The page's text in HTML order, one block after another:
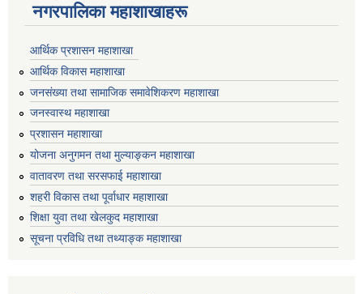
नगरपालिका महाशाखाहरू
आर्थिक प्रशासन महाशाखा
आर्थिक विकास महाशाखा
जनसंख्या तथा सामाजिक समावेशिकरण महाशाखा
जनस्वास्थ महाशाखा
प्रशासन महाशाखा
योजना अनुगमन तथा मुल्याङ्कन महाशाखा
वातावरण तथा सरसफाई महाशाखा
शहरी विकास तथा पूर्वाधार महाशाखा
शिक्षा युवा तथा खेलकुद महाशाखा
सूचना प्रविधि तथा तथ्याङ्क महाशाखा